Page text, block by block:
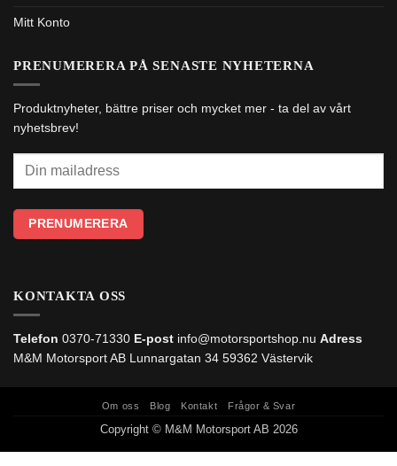
Mitt Konto
PRENUMERERA PÅ SENASTE NYHETERNA
Produktnyheter, bättre priser och mycket mer - ta del av vårt
nyhetsbrev!
KONTAKTA OSS
Telefon 0370-71330 E-post info@motorsportshop.nu Adress
M&M Motorsport AB Lunnargatan 34 59362 Västervik
Om oss Blog Kontakt Frågor & Svar
Copyright © M&M Motorsport AB 2026